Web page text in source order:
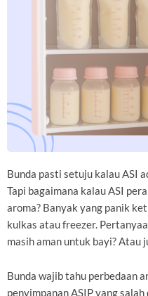
Bunda pasti setuju kalau ASI
Tapi bagaimana kalau ASI
aroma? Banyak yang panik
kulkas atau freezer.
masih aman untuk bayi? Atau
Bunda wajib tahu perbedaan
penyimpanan ASIP yang